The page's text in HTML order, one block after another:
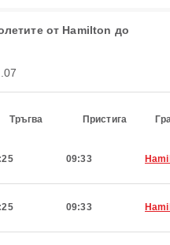
от Hamilton до
Тръгва Пристига
09:33
09:33